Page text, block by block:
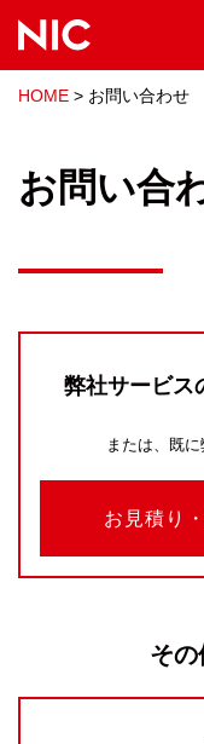
HOME > お問い合わせ
お問い合
弊社サービス
または、既
お見積り
そ